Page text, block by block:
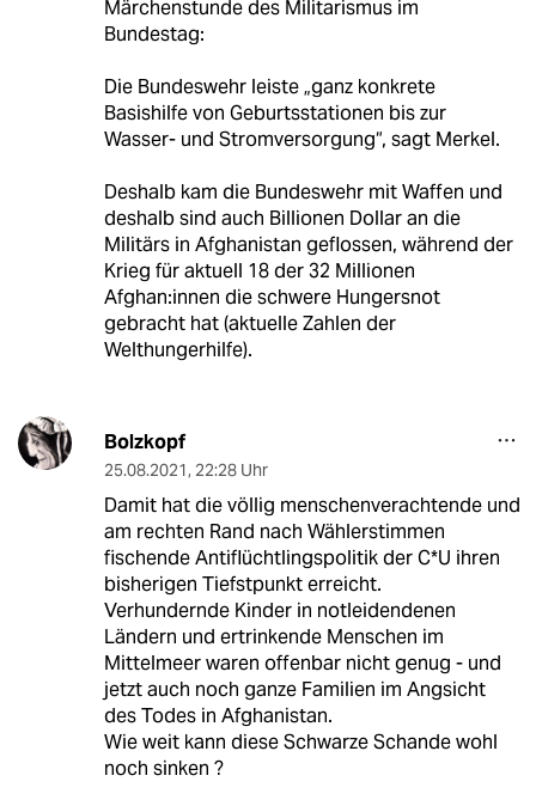
Märchenstunde des Militarismus im
Bundestag:
Die Bundeswehr leiste „ganz konkrete
Basishilfe von Geburtsstationen bis zur
Wasser- und Stromversorgung“, sagt Merkel.
Deshalb kam die Bundeswehr mit Waffen und
deshalb sind auch Billionen Dollar an die
Militärs in Afghanistan geflossen, während der
Krieg für aktuell 18 der 32 Millionen
Afghan:innen die schwere Hungersnot
gebracht hat (aktuelle Zahlen der
Welthungerhilfe).
Bolzkopf
25.08.2021, 22:28 Uhr
Damit hat die völlig menschenverachtende und
am rechten Rand nach Wählerstimmen
fischende Antiflüchtlingspolitik der C*U ihren
bisherigen Tiefstpunkt erreicht.
Verhundernde Kinder in notleidendenen
Ländern und ertrinkende Menschen im
Mittelmeer waren offenbar nicht genug - und
jetzt auch noch ganze Familien im Angsicht
des Todes in Afghanistan.
Wie weit kann diese Schwarze Schande wohl
noch sinken ?